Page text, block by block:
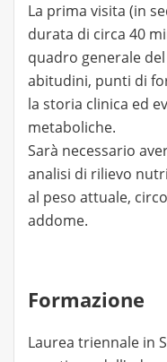
La prima visita (in
durata di circa 40
quadro generale
abitudini, punti di
la storia clinica ed
metaboliche.
Sarà necessario
analisi di rilievo
al peso attuale,
addome.
Formazione
Laurea triennale in